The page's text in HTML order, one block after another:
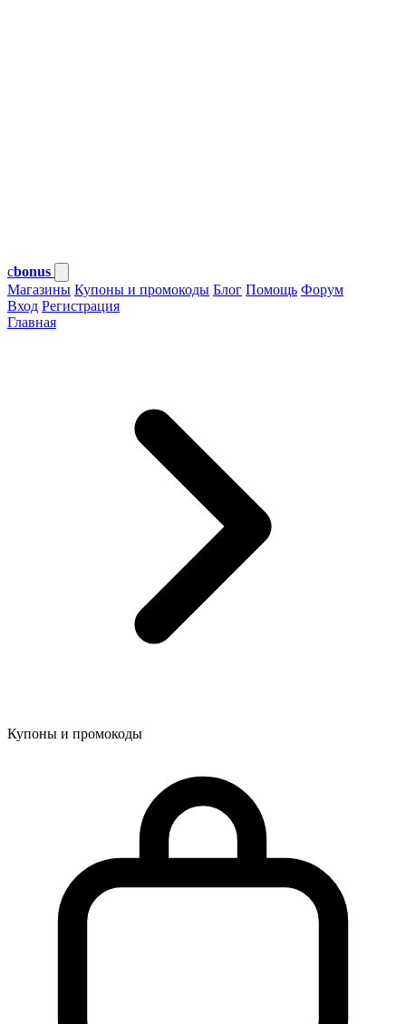
cbonus
Магазины Купоны и промокоды Блог Помощь Форум
Вход Регистрация
Главная
Купоны и промокоды